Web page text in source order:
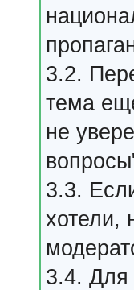
3.2.
тема
не
3.3.
хотели,
3.4. Для